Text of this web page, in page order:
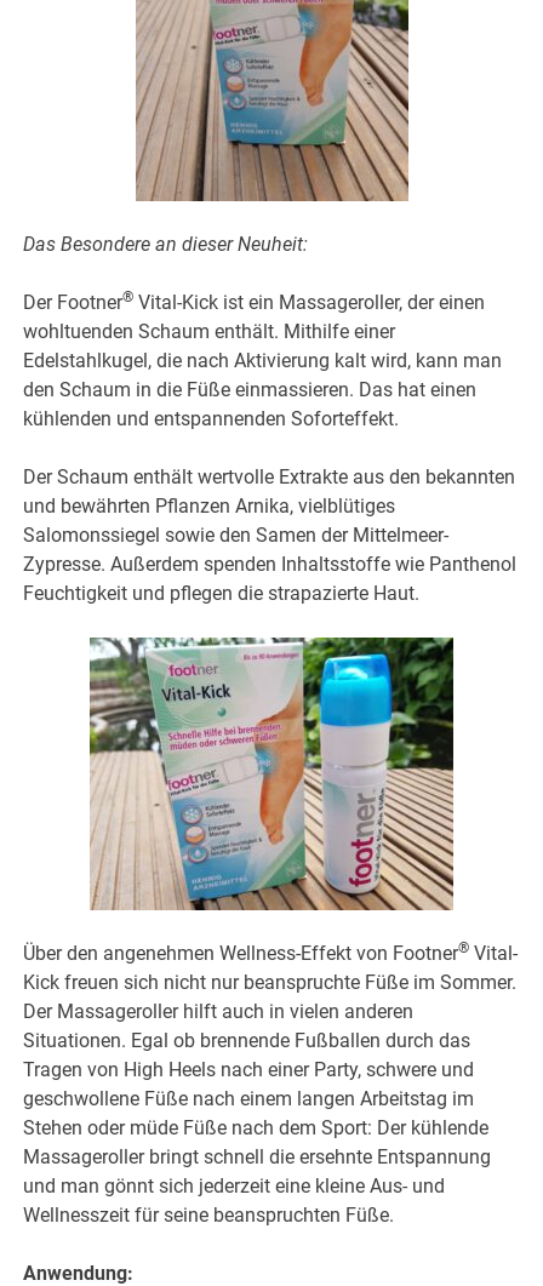
Das Besondere an dieser Neuheit:
Der Footner® Vital-Kick ist ein Massageroller, der einen
wohltuenden Schaum enthält. Mithilfe einer
Edelstahlkugel, die nach Aktivierung kalt wird, kann man
den Schaum in die Füße einmassieren. Das hat einen
kühlenden und entspannenden Soforteffekt.
Der Schaum enthält wertvolle Extrakte aus den bekannten
und bewährten Pflanzen Arnika, vielblütiges
Salomonssiegel sowie den Samen der Mittelmeer-
Zypresse. Außerdem spenden Inhaltsstoffe wie Panthenol
Feuchtigkeit und pflegen die strapazierte Haut.
Über den angenehmen Wellness-Effekt von Footner® Vital-
Kick freuen sich nicht nur beanspruchte Füße im Sommer.
Der Massageroller hilft auch in vielen anderen
Situationen. Egal ob brennende Fußballen durch das
Tragen von High Heels nach einer Party, schwere und
geschwollene Füße nach einem langen Arbeitstag im
Stehen oder müde Füße nach dem Sport: Der kühlende
Massageroller bringt schnell die ersehnte Entspannung
und man gönnt sich jederzeit eine kleine Aus- und
Wellnesszeit für seine beanspruchten Füße.
Anwendung: